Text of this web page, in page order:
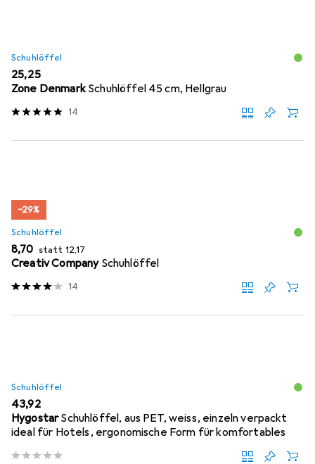
Schuhlöffel
EUR
25,25
Zone Denmark Schuhlöffel 45 cm, Hellgrau
14
−29%
Schuhlöffel
EUR
8,70 statt EUR
12,17
Creativ Company Schuhlöffel
14
Schuhlöffel
EUR
43,92
HygostarSchuhlöffel, aus PET, weiss, einzeln verpackt
ideal für Hotels, ergonomische Form für komfortables